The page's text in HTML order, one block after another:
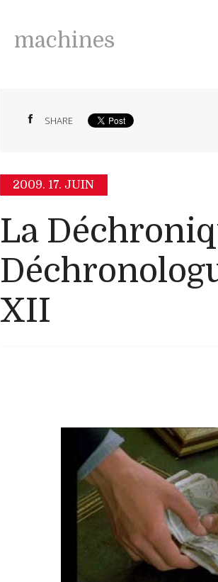
machines
SHARE
2009. 17. JUIN
La
XII